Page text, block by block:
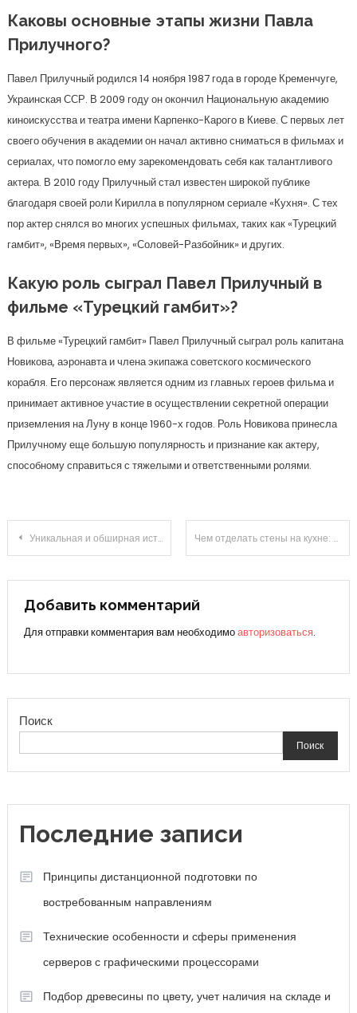
Каковы основные этапы жизни Павла
Прилучного?
Павел Прилучный родился 14 ноября 1987 года в городе Кременчуге,
Украинская ССР. В 2009 году он окончил Национальную академию
киноискусства и театра имени Карпенко-Карого в Киеве. С первых лет
своего обучения в академии он начал активно сниматься в фильмах и
сериалах, что помогло ему зарекомендовать себя как талантливого
актера. В 2010 году Прилучный стал известен широкой публике
благодаря своей роли Кирилла в популярном сериале «Кухня». С тех
пор актер снялся во многих успешных фильмах, таких как «Турецкий
гамбит», «Время первых», «Соловей-Разбойник» и других.
Какую роль сыграл Павел Прилучный в
фильме «Турецкий гамбит»?
В фильме «Турецкий гамбит» Павел Прилучный сыграл роль капитана
Новикова, аэронавта и члена экипажа советского космического
корабля. Его персонаж является одним из главных героев фильма и
принимает активное участие в осуществлении секретной операции
приземления на Луну в конце 1960-х годов. Роль Новикова принесла
Прилучному еще большую популярность и признание как актеру,
способному справиться с тяжелыми и ответственными ролями.
Навигация
по
записям
Уникальная и обширная история жизни и карьеры знаменитого Гинзбурга Сергея, известного писателя, исследователя тайн и мастера слова — мы раскрываем личность, успехи и профессиональную деятельность этого яркого и неповторимого человека! Чем отделать стены на кухне: современные материалы и варианты их применения
Добавить комментарий
Для отправки комментария вам необходимоавторизоваться.
Поиск
Поиск
Последние записи
Принципы дистанционной подготовки по
востребованным направлениям
Технические особенности и сферы применения
серверов с графическими процессорами
Подбор древесины по цвету, учет наличия на складе и